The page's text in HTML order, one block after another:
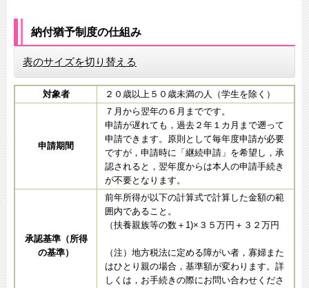
納付猶予制度の仕組み
表のサイズを切り替える
対象者 ２０歳以上５０歳未満の人（学生を除く）
申請期間
７月から翌年の６月までです。
申請が遅れても，過去２年１カ月まで遡って
申請できます。原則として毎年度申請が必要
ですが，申請時に「継続申請」を希望し，承
認されると，翌年度からは本人の申請手続き
が不要となります。
承認基準（所得
の基準）
前年所得が以下の計算式で計算した金額の範
囲内であること。
（扶養親族等の数＋1)×３５万円＋３２万円
（注）地方税法に定める障がい者，寡婦また
はひとり親の場合，基準額が変わります。詳
しくは，お手続きの際にお問い合わせくださ